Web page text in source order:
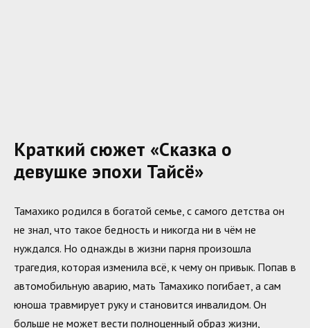
Краткий сюжет «Сказка о
девушке эпохи Тайсё»
Тамахико родился в богатой семье, с самого детства он
не знал, что такое бедность и никогда ни в чём не
нуждался. Но однажды в жизни парня произошла
трагедия, которая изменила всё, к чему он привык. Попав в
автомобильную аварию, мать Тамахико погибает, а сам
юноша травмирует руку и становится инвалидом. Он
больше не может вести полноценный образ жизни,